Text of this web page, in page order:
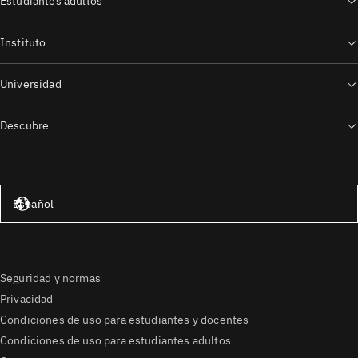
Instituto
Universidad
Descubre
Español
Seguridad y normas
Privacidad
Condiciones de uso para estudiantes y docentes
Condiciones de uso para estudiantes adultos